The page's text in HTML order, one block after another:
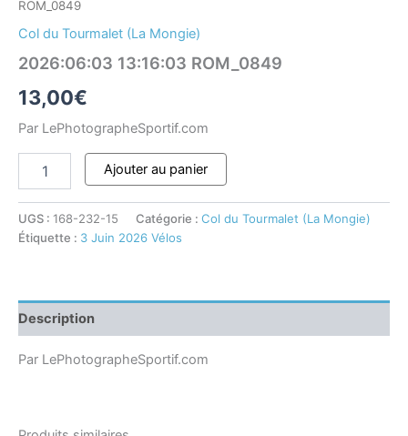
ROM_0849
Col du Tourmalet (La Mongie)
2026:06:03 13:16:03 ROM_0849
13,00€
Par LePhotographeSportif.com
Ajouter au panier
UGS : 168-232-15 Catégorie : Col du Tourmalet (La Mongie)
Étiquette : 3 Juin 2026 Vélos
Description
Par LePhotographeSportif.com